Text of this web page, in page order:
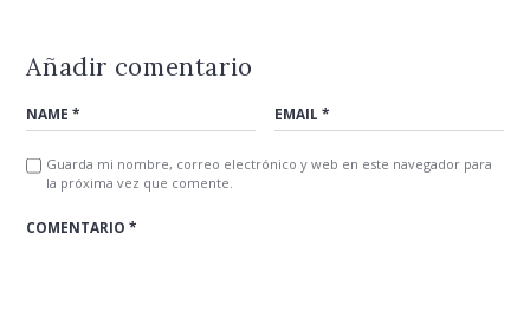
Añadir comentario
Guarda mi nombre, correo electrónico y web en este navegador para
la próxima vez que comente.